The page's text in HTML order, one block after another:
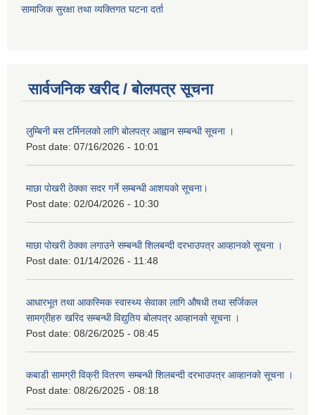
सामाजिक सुरक्षा तथा व्यक्तिगत घटना दर्ता
सार्वजनिक खरीद / बोलपत्र सूचना
लुम्बिनी बस टर्मिनलको लागि बोलपत्र आह्वान सम्बन्धी सूचना ।
Post date: 07/16/2026 - 10:01
माछा पोखरी ठेक्का सदर गर्ने सम्बन्धी आशयको सूचना।
Post date: 02/04/2026 - 10:30
माछा पोखरी ठेक्का लगाउने सम्बन्धी शिलबन्दी दरभाउपत्र आव्हानको सूचना ।
Post date: 01/14/2026 - 11:48
आधारभूत तथा आकस्मिक स्वास्थ्य सेवाका लागि औषधी तथा सर्जिकल
सामग्रीहरु खरिद सम्बन्धी विद्युतिय बोलपत्र आव्हानको सूचना ।
Post date: 08/26/2025 - 08:45
कबाडी सामग्री विक्री वितरण सम्बन्धी शिलबन्दी दरभाउपत्र आव्हानको सूचना ।
Post date: 08/26/2025 - 08:18